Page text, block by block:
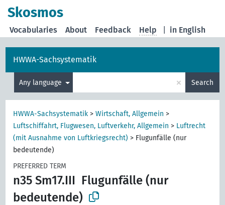
Skosmos
in English
Vocabularies About Feedback Help
HWWA-Sachsystematik
Any language × Search
HWWA-Sachsystematik >Wirtschaft, Allgemein >
Luftschiffahrt, Flugwesen, Luftverkehr, Allgemein > Luftrecht
(mit Ausnahme von Luftkriegsrecht) > Flugunfälle (nur
bedeutende)
PREFERRED TERM
n35 Sm17.III Flugunfälle (nur
bedeutende)